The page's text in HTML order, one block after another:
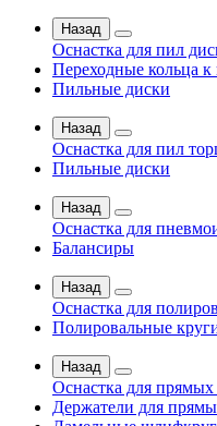
Назад
Оснастка для пил
Переходные кольца
Пильные диски
Назад
Оснастка для пил
Пильные диски
Назад
Оснастка для
Балансиры
Назад
Оснастка для
Полировальные
Назад
Оснастка для
Держатели для